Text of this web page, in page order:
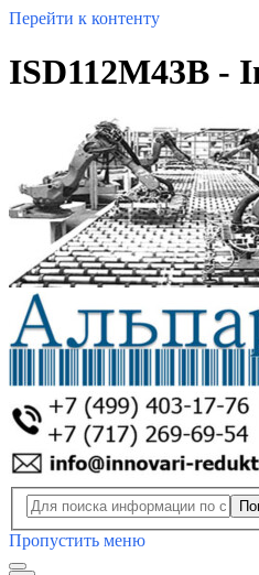
Перейти к контенту
ISD112M43B -
Пропустить меню